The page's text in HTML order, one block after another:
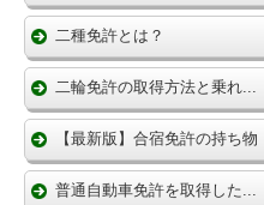
二種免許とは？
二輪免許の取得方法と乗れ...
【最新版】合宿免許の持ち物
普通自動車免許を取得した...